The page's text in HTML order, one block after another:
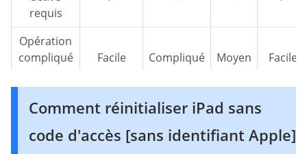
requis
Opération
compliqué
Facile Compliqué Moyen Facile
Durée
requise
10~15
mins
40~50
mins
35~40
mins
Comment réinitialiser iPad sans
code d'accès [sans identifiant Apple]